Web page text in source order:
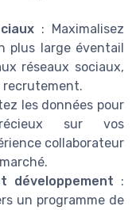
: Maximalisez
plus large éventail
réseaux sociaux,
recrutement.
les données pour
sur vos
collaborateur
développement :
un programme de